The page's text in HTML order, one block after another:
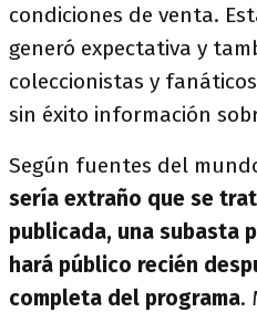
condiciones de venta.
generó expectativa y
coleccionistas y
sin éxito información
Según fuentes del
sería extraño que se
publicada, una subasta
hará público recién
completa del programa.